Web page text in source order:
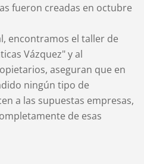
fueron creadas en octubre
encontramos el taller de
Vázquez" y al
aseguran que en
ningún tipo de
a las supuestas empresas,
de esas